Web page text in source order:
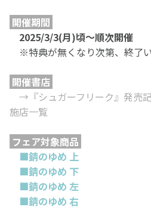
開催期間
2025/3/3(月)頃～順次開催
※特典が無くなり次第、終了い
開催書店
→『シュガーフリーク』発売
施店一覧
フェア対象商品
■錆のゆめ 上
■錆のゆめ 下
■錆のゆめ 左
■錆のゆめ 右